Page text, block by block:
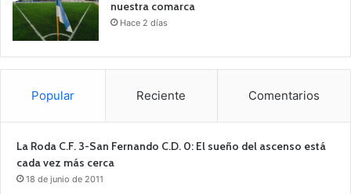
nuestra comarca
Hace 2 días
Popular Reciente Comentarios
La Roda C.F. 3-San Fernando C.D. 0: El sueño del ascenso está
cada vez más cerca
18 de junio de 2011